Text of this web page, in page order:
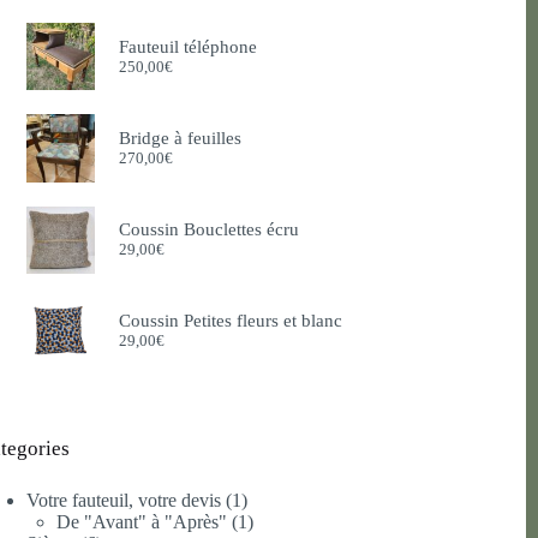
Fauteuil téléphone
250,00€
Bridge à feuilles
270,00€
Coussin Bouclettes écru
29,00€
Coussin Petites fleurs et blanc
29,00€
Votre fauteuil, votre devis 11
produit
De "Avant" à "Après" 11